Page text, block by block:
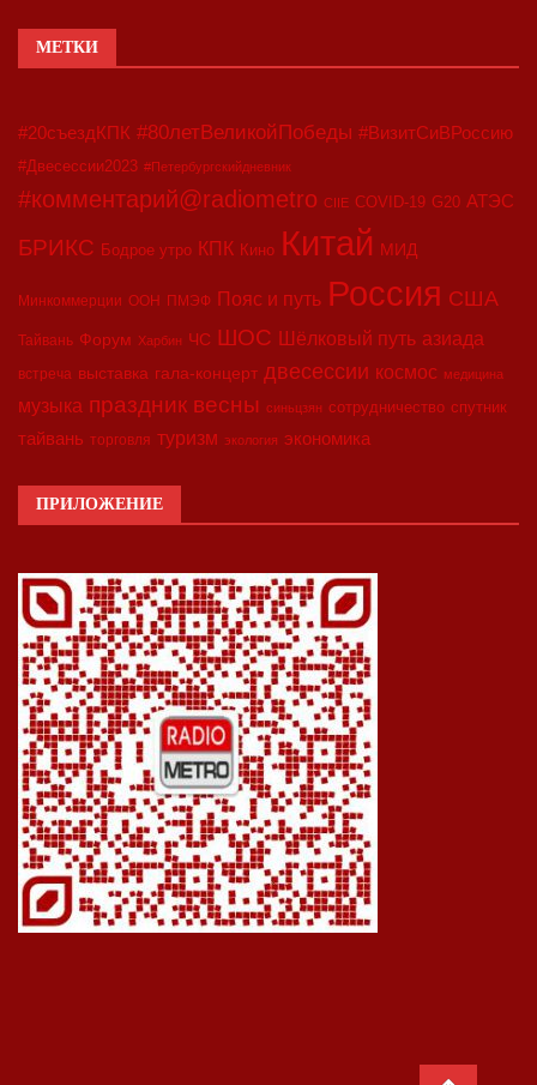
МЕТКИ
#20съездКПК #80летВеликойПобеды #ВизитСиВРоссию
#Двесессии2023 #Петербургскийдневник
#комментарий@radiometro CIIE COVID-19 G20 АТЭС
БРИКС Бодрое утро КПК Кино Китай МИД
Минкоммерции ООН ПМЭФ Пояс и путь Россия США
Тайвань Форум Харбин ЧС ШОС Шёлковый путь азиада
встреча выставка гала-концерт двесессии космос медицина
музыка праздник весны синьцзян сотрудничество спутник
тайвань торговля туризм экология экономика
ПРИЛОЖЕНИЕ